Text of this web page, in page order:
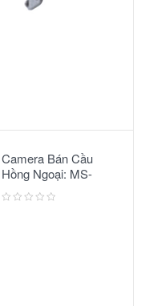
Camera Bán Cầu
Hồng Ngoại: MS-
2303 IR